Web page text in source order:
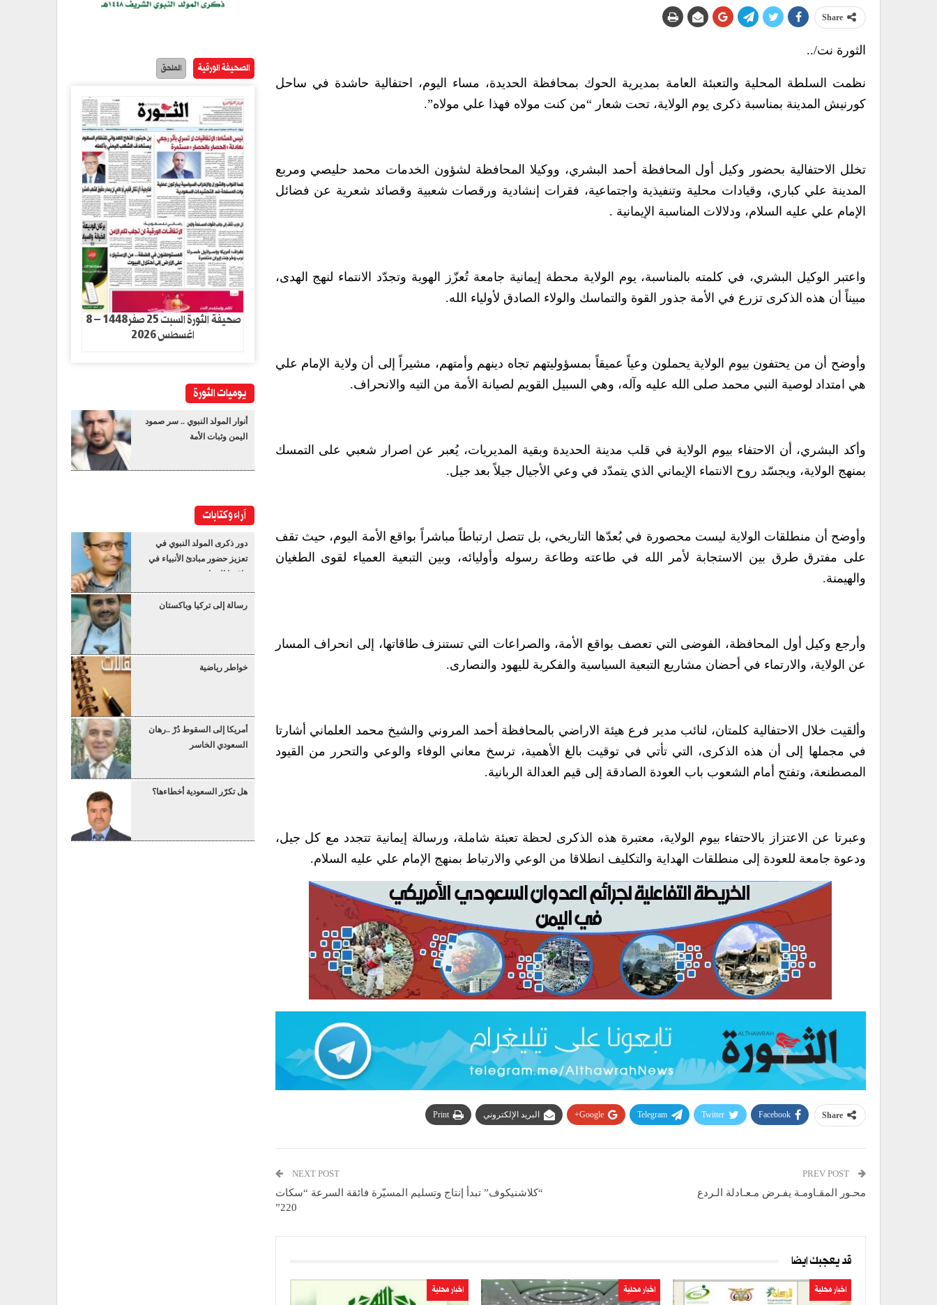
Share
الثورة نت/..
نظمت السلطة المحلية والتعبئة العامة بمديرية الحوك بمحافظة الحديدة، مساء اليوم، احتفالية حاشدة في ساحل
كورنيش المدينة بمناسبة ذكرى يوم الولاية، تحت شعار “من كنت مولاه فهذا علي مولاه”.
تخلل الاحتفالية بحضور وكيل أول المحافظة أحمد البشري، ووكيلا المحافظة لشؤون الخدمات محمد حليصي ومربع
المدينة علي كباري، وقيادات محلية وتنفيذية واجتماعية، فقرات إنشادية ورقصات شعبية وقصائد شعرية عن فضائل
الإمام علي عليه السلام، ودلالات المناسبة الإيمانية .
واعتبر الوكيل البشري، في كلمته بالمناسبة، يوم الولاية محطة إيمانية جامعة تُعزّز الهوية وتجدّد الانتماء لنهج الهدى،
مبيناً أن هذه الذكرى تزرع في الأمة جذور القوة والتماسك والولاء الصادق لأولياء الله.
وأوضح أن من يحتفون بيوم الولاية يحملون وعياً عميقاً بمسؤوليتهم تجاه دينهم وأمتهم، مشيراً إلى أن ولاية الإمام علي
هي امتداد لوصية النبي محمد صلى الله عليه وآله، وهي السبيل القويم لصيانة الأمة من التيه والانحراف.
وأكد البشري، أن الاحتفاء بيوم الولاية في قلب مدينة الحديدة وبقية المديريات، يُعبر عن اصرار شعبي على التمسك
بمنهج الولاية، ويجسّد روح الانتماء الإيماني الذي يتمدّد في وعي الأجيال جيلاً بعد جيل.
وأوضح أن منطلقات الولاية ليست محصورة في بُعدّها التاريخي، بل تتصل ارتباطاً مباشراً بواقع الأمة اليوم، حيث تقف
على مفترق طرق بين الاستجابة لأمر الله في طاعته وطاعة رسوله وأوليائه، وبين التبعية العمياء لقوى الطغيان
والهيمنة.
وأرجع وكيل أول المحافظة، الفوضى التي تعصف بواقع الأمة، والصراعات التي تستنزف طاقاتها، إلى انحراف المسار
عن الولاية، والارتماء في أحضان مشاريع التبعية السياسية والفكرية لليهود والنصارى.
وألقيت خلال الاحتفالية كلمتان، لنائب مدير فرع هيئة الاراضي بالمحافظة أحمد المروني والشيخ محمد العلماني أشارتا
في مجملها إلى أن هذه الذكرى، التي تأتي في توقيت بالغ الأهمية، ترسخ معاني الوفاء والوعي والتحرر من القيود
المصطنعة، وتفتح أمام الشعوب باب العودة الصادقة إلى قيم العدالة الربانية.
وعبرتا عن الاعتزاز بالاحتفاء بيوم الولاية، معتبرة هذه الذكرى لحظة تعبئة شاملة، ورسالة إيمانية تتجدد مع كل جيل،
ودعوة جامعة للعودة إلى منطلقات الهداية والتكليف انطلاقا من الوعي والارتباط بمنهج الإمام علي عليه السلام.
Share
Facebook
Twitter
Telegram
Google+ البريد الإلكتروني Print
محـور المقـاومـة يفـرض مـعـادلة الـردع
NEXT POST
“كلاشنيكوف” تبدأ إنتاج وتسليم المسيّرة فائقة السرعة “سكات
220”
قد يعجبك ايضا
اخبار محلية اخبار محلية اخبار محلية
الصحيفة الورقية الملحق
صحيفة الثورة السبت 25 صفر1448 – 8
اغسطس 2026
يوميات الثورة
أنوار المولد النبوي .. سر صمود
اليمن وثبات الأمة
آراء وكتابات
دور ذكرى المولد النبوي في
تعزيز حضور مبادئ الأنبياء في
واقعنا المعاصر
رسالة إلى تركيا وباكستان
خواطر رياضية
أمريكا إلى السقوط دُرْ ..رهان
السعودي الخاسر
هل تكرّر السعودية أخطاءها؟